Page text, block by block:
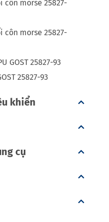
côn morse 25827-
côn morse 25827-
GOST 25827-93
25827-93
khiển
cụ